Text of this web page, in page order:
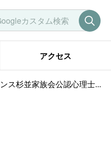
アクセス
ス杉並家族会公認心理士...